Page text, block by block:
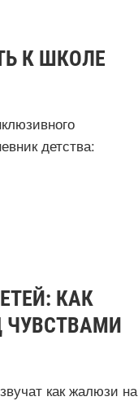
К ШКОЛЕ
детства:
КАК
ЧУВСТВАМИ
как жалюзи на